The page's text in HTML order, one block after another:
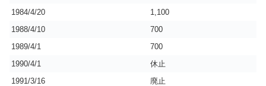
1984/4/20
1,100
1988/4/10
700
1989/4/1
700
1990/4/1
休止
1991/3/16
廃止